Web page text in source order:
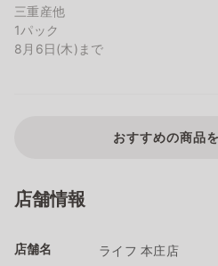
三重産他
1パック
8月6日(木)まで
おすすめの商品
店舗情報
店舗名 ライフ 本庄店